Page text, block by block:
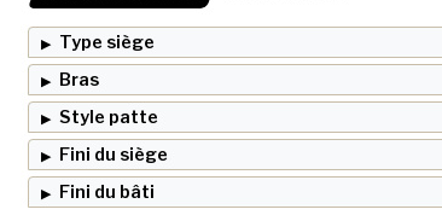
Type siège
Bras
Style patte
Fini du siège
Fini du bâti